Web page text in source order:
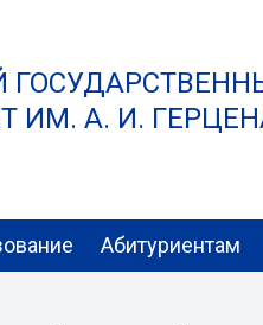
ИМ. А. И.
Абитуриентам